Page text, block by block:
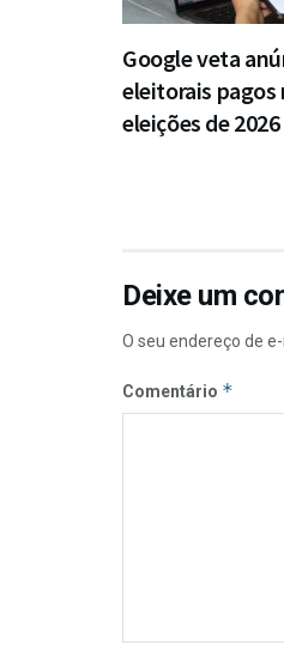
Google veta
eleitorais pagos
eleições de 2026
Deixe um
O seu endereço de
Comentário *